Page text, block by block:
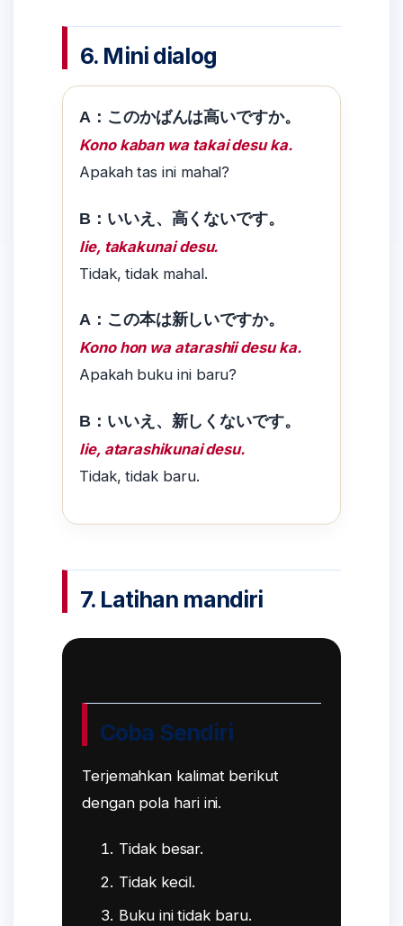
6. Mini dialog
A：このかばんは高いですか。
Kono kaban wa takai desu ka.
Apakah tas ini mahal?
B：いいえ、高くないです。
Iie, takakunai desu.
Tidak, tidak mahal.
A：この本は新しいですか。
Kono hon wa atarashii desu ka.
Apakah buku ini baru?
B：いいえ、新しくないです。
Iie, atarashikunai desu.
Tidak, tidak baru.
7. Latihan mandiri
Coba Sendiri
Terjemahkan kalimat berikut
dengan pola hari ini.
Tidak besar.
Tidak kecil.
Buku ini tidak baru.